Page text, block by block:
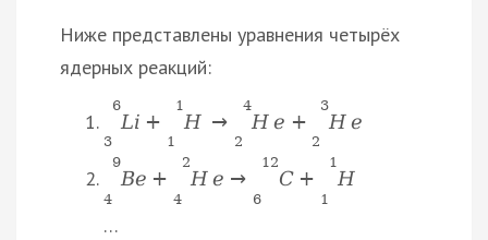
Ниже представлены уравнения четырёх
ядерных реакций:
3
6
Li +
1
1
H →
2
4
He +
2
3
He
4
9
Be +
4
2
H e →
6
12
C +
1
1
H
…